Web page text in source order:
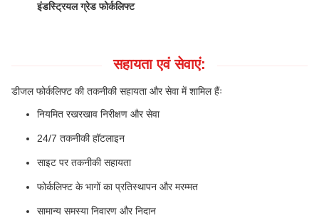
इंडस्ट्रियल ग्रेड फोर्कलिफ्ट
सहायता एवं सेवाएं:
डीजल फोर्कलिफ्ट की तकनीकी सहायता और सेवा में शामिल हैंः
नियमित रखरखाव निरीक्षण और सेवा
24/7 तकनीकी हॉटलाइन
साइट पर तकनीकी सहायता
फोर्कलिफ्ट के भागों का प्रतिस्थापन और मरम्मत
सामान्य समस्या निवारण और निदान